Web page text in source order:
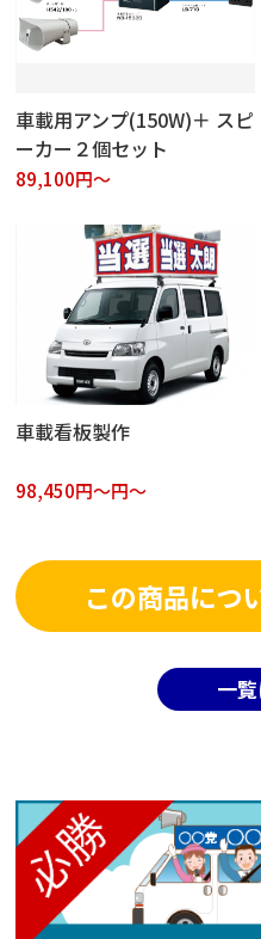
車載用アンプ(150W)＋ スピ
ーカー２個セット
89,100円～
車載看板製作
98,450円～円～
この商品につ
一